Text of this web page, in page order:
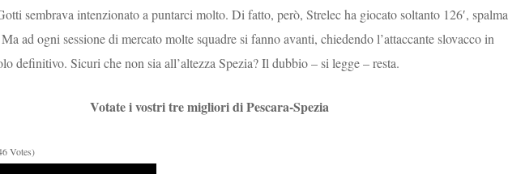
sembrava intenzionato a puntarci molto. Di fatto, però, Strelec ha giocato soltanto 126′,
ad ogni sessione di mercato molte squadre si fanno avanti, chiedendo l’attaccante slovacco in
definitivo. Sicuri che non sia all’altezza Spezia? Il dubbio – si legge – resta.
Votate i vostri tre migliori di Pescara-Spezia
Votes)